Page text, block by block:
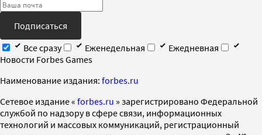
Подписаться
Все сразу
Еженедельная
Ежедневная
Новости Forbes Games
Наименование издания: forbes.ru
Cетевое издание « forbes.ru » зарегистрировано Федеральной
службой по надзору в сфере связи, информационных
технологий и массовых коммуникаций, регистрационный